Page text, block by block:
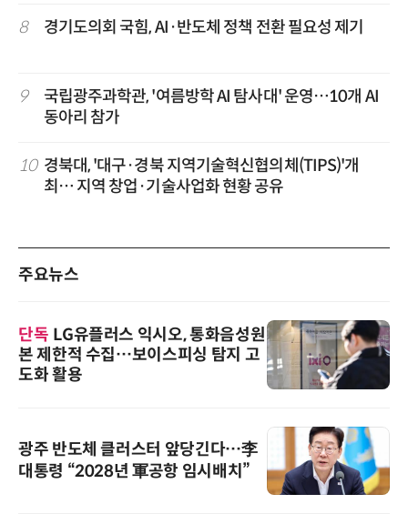
8 경기도의회 국힘, AI·반도체 정책 전환 필요성 제기
9
국립광주과학관, '여름방학 AI 탐사대' 운영…10개 AI
동아리 참가
10 경북대, '대구·경북 지역기술혁신협의체(TIPS)'개
최… 지역 창업·기술사업화 현황 공유
주요뉴스
단독 LG유플러스 익시오, 통화음성원
본 제한적 수집…보이스피싱 탐지 고
도화 활용
광주 반도체 클러스터 앞당긴다…李
대통령 “2028년 軍공항 임시배치”